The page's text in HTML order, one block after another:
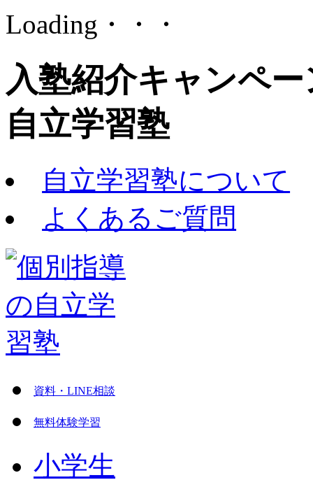
Loading・・・
入塾紹介キャンペ
自立学習塾
自立学習塾について
よくあるご質問
資料・LINE相談
無料体験学習
小学生